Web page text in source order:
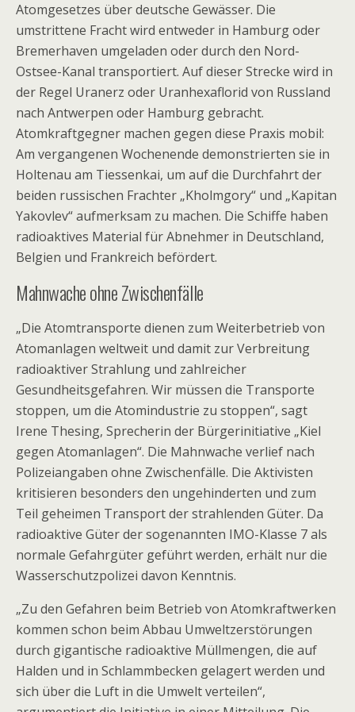
Atomgesetzes über deutsche Gewässer. Die
umstrittene Fracht wird entweder in Hamburg oder
Bremerhaven umgeladen oder durch den Nord-
Ostsee-Kanal transportiert. Auf dieser Strecke wird in
der Regel Uranerz oder Uranhexaflorid von Russland
nach Antwerpen oder Hamburg gebracht.
Atomkraftgegner machen gegen diese Praxis mobil:
Am vergangenen Wochenende demonstrierten sie in
Holtenau am Tiessenkai, um auf die Durchfahrt der
beiden russischen Frachter „Kholmgory“ und „Kapitan
Yakovlev“ aufmerksam zu machen. Die Schiffe haben
radioaktives Material für Abnehmer in Deutschland,
Belgien und Frankreich befördert.
Mahnwache ohne Zwischenfälle
„Die Atomtransporte dienen zum Weiterbetrieb von
Atomanlagen weltweit und damit zur Verbreitung
radioaktiver Strahlung und zahlreicher
Gesundheitsgefahren. Wir müssen die Transporte
stoppen, um die Atomindustrie zu stoppen“, sagt
Irene Thesing, Sprecherin der Bürgerinitiative „Kiel
gegen Atomanlagen“. Die Mahnwache verlief nach
Polizeiangaben ohne Zwischenfälle. Die Aktivisten
kritisieren besonders den ungehinderten und zum
Teil geheimen Transport der strahlenden Güter. Da
radioaktive Güter der sogenannten IMO-Klasse 7 als
normale Gefahrgüter geführt werden, erhält nur die
Wasserschutzpolizei davon Kenntnis.
„Zu den Gefahren beim Betrieb von Atomkraftwerken
kommen schon beim Abbau Umweltzerstörungen
durch gigantische radioaktive Müllmengen, die auf
Halden und in Schlammbecken gelagert werden und
sich über die Luft in die Umwelt verteilen“,